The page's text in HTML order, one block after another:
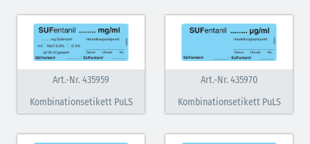
Art.-Nr. 435959
Kombinationsetikett PuLS
Art.-Nr. 435970
Kombinationsetikett PuLS